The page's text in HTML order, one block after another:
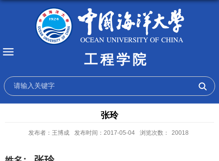
工程学院
张玲
发布者：王博成 发布时间：2017-05-04 浏览次数： 20018